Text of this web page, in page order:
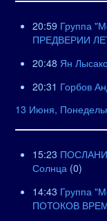
20:59 Группа
ПРЕДВЕРИИ
20:48 Ян
20:31 Горбов
13 Июня,
15:23
Солнца (0)
14:43 Группа
ПОТОКОВ